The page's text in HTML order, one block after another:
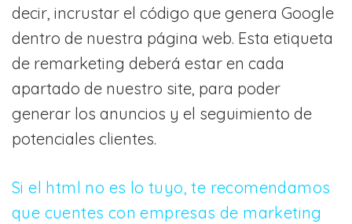
decir, incrustar el código que genera Google
dentro de nuestra página web. Esta etiqueta
de remarketing deberá estar en cada
apartado de nuestro site, para poder
generar los anuncios y el seguimiento de
potenciales clientes.
Si el html no es lo tuyo, te recomendamos
que cuentes conempresas de marketing